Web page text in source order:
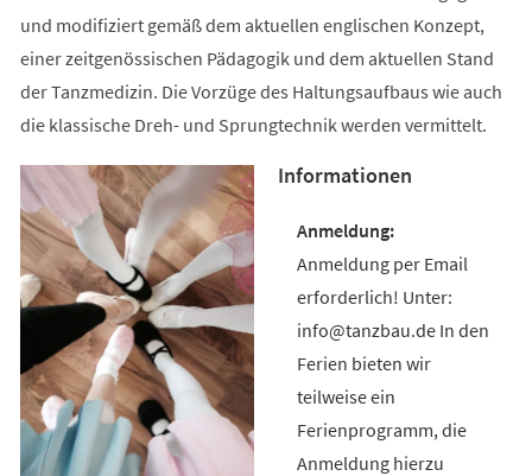
und modifiziert gemäß dem aktuellen englischen Konzept,
einer zeitgenössischen Pädagogik und dem aktuellen Stand
der Tanzmedizin. Die Vorzüge des Haltungsaufbaus wie auch
die klassische Dreh- und Sprungtechnik werden vermittelt.
Informationen
Anmeldung per Email
erforderlich! Unter:
info@tanzbau.de In den
Ferien bieten wir
teilweise ein
Ferienprogramm, die
Anmeldung hierzu